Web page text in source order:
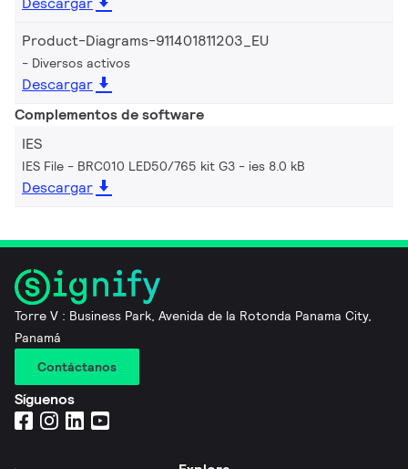
Product-Diagrams-911401811203_EU
Diversos activos
Descargar
Complementos de software
IES
IES File - BRC010 LED50/765 kit G3 ies 8.0 kB
Descargar
Torre V : Business Park, Avenida de la Rotonda Panama City,
Panamá
Contáctanos
Síguenos